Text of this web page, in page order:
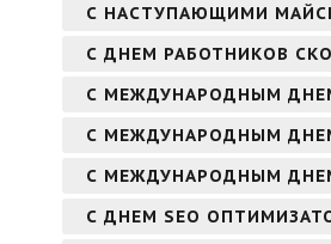
С НАСТУПАЮЩИМИ
С ДНЕМ РАБОТНИКОВ
С МЕЖДУНАРОДНЫМ
С МЕЖДУНАРОДНЫМ
С МЕЖДУНАРОДНЫМ
С ДНЕМ SEO